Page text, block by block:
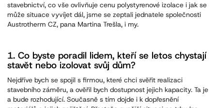
stavebnictví, co vše ovlivňuje cenu polystyrenové izolace i jak se
může situace vyvíjet dál, jsme se zeptali jednatele společnosti
Austrotherm CZ, pana Martina Trešla, i my.
1. Co byste poradil lidem, kteří se letos chystají
stavět nebo izolovat svůj dům?
Nejdříve bych se spojil s firmou, které chci svěřit realizaci
stavebního záměru, a ověřil bych dostupnost jejich kapacity. Ta je
a bude rozhodující. Současně s tím dojde i k dopřesnění